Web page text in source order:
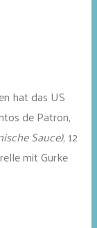
hat das US
de Patron,
Sauce), 12
mit Gurke